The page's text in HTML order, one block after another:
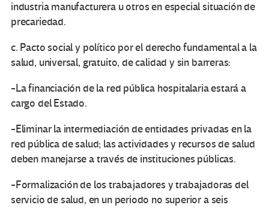
industria manufacturera u otros en especial situación de
precariedad.
c. Pacto social y político por el derecho fundamental a la
salud, universal, gratuito, de calidad y sin barreras:
-La financiación de la red pública hospitalaria estará a
cargo del Estado.
-Eliminar la intermediación de entidades privadas en la
red pública de salud; las actividades y recursos de salud
deben manejarse a través de instituciones públicas.
-Formalización de los trabajadores y trabajadoras del
servicio de salud, en un periodo no superior a seis